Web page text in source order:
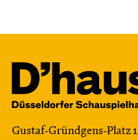
Gustaf-Gründgens-Platz 1